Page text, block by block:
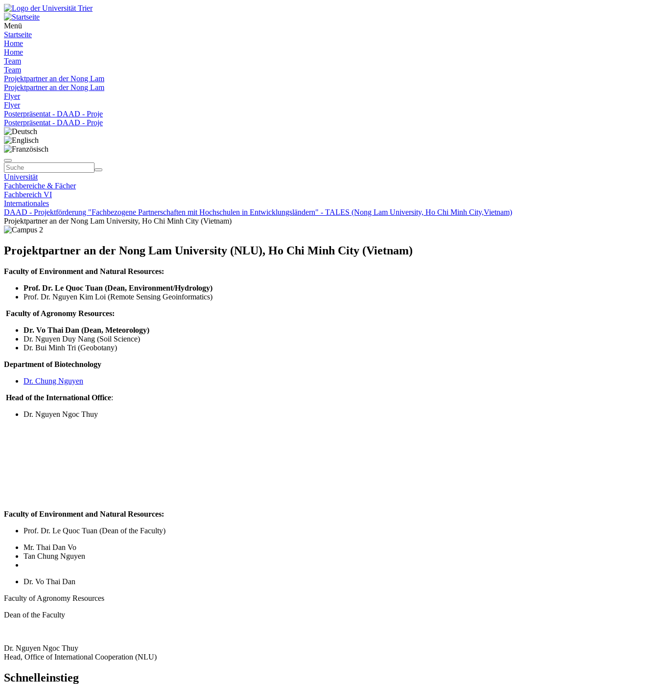
Menü
Startseite
Home
Home
Team
Team
Projektpartner an der Nong Lam
Projektpartner an der Nong Lam
Flyer
Flyer
Posterpräsentat - DAAD - Proje
Posterpräsentat - DAAD - Proje
Universität
Fachbereiche & Fächer
Fachbereich VI
Internationales
DAAD - Projektförderung "Fachbezogene Partnerschaften mit Hochschulen in Entwicklungsländern" - TALES (Nong Lam University, Ho Chi Minh City,Vietnam)
Projektpartner an der Nong Lam University, Ho Chi Minh City (Vietnam)
Projektpartner an der Nong Lam University (NLU), Ho Chi Minh City (Vietnam)
Faculty of Environment and Natural Resources:
Prof. Dr. Le Quoc Tuan (Dean, Environment/Hydrology)
Prof. Dr. Nguyen Kim Loi (Remote Sensing Geoinformatics)
Faculty of Agronomy Resources:
Dr. Vo Thai Dan (Dean, Meteorology)
Dr. Nguyen Duy Nang (Soil Science)
Dr. Bui Minh Tri (Geobotany)
Department of Biotechnology
Dr. Chung Nguyen
Head of the International Office:
Dr. Nguyen Ngoc Thuy
Faculty of Environment and Natural Resources:
Prof. Dr. Le Quoc Tuan (Dean of the Faculty)
Mr. Thai Dan Vo
Tan Chung Nguyen
Dr. Vo Thai Dan
Faculty of Agronomy Resources
Dean of the Faculty
Dr. Nguyen Ngoc Thuy
Head, Office of International Cooperation (NLU)
Schnelleinstieg